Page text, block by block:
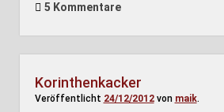
5 Kommentare
Korinthenkacker
Veröffentlicht 24/12/2012von maik.